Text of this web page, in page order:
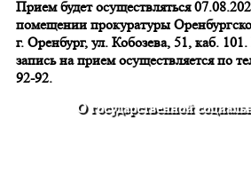
Прием будет осуществляться
помещении прокуратуры
г. Оренбург, ул. Кобозева, 51, каб.
запись на прием осуществляется по
92-92.
О государственной